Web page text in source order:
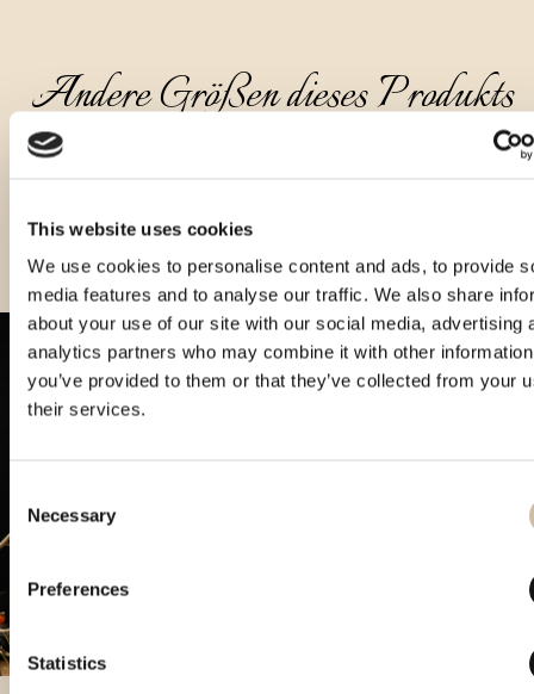
This website uses cookies
We use cookies to personalise content and ads, to provide
media features and to analyse our traffic. We also share
about your use of our site with our social media, advertising
analytics partners who may combine it with other
you’ve provided to them or that they’ve collected from your
their services.
Selection
Necessary
Preferences
Statistics
Andere Größen dieses Produkts